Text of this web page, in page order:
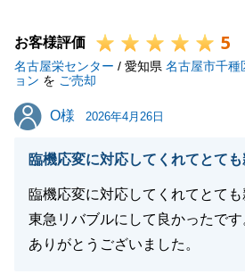
引き続きよろしくお願いします。
お客様評価 5
名古屋栄センター / 愛知県 名古屋市千種
ョン を ご売却
O様
O様 2026年4月26日
臨機応変に対応してくれてとて
臨機応変に対応してくれてとても
東急リバブルにして良かったです
ありがとうございました。